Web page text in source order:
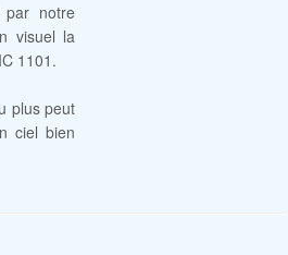
par notre
visuel la
1101.
plus peut
ciel bien